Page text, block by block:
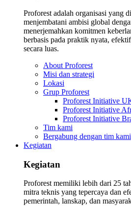
Proforest adalah organisasi yang
menjembatani ambisi global
menerjemahkan komitmen
berbasis pada praktik nyata,
secara luas.
About Proforest
Misi dan strategi
Lokasi
Grup Proforest
Proforest Initiative
Proforest Initiative
Proforest Initiative
Tim kami
Bergabung dengan tim kami
Kegiatan
Kegiatan
Proforest memiliki lebih dari 25
mitra teknis yang tepercaya dan
pemerintah, lanskap, dan